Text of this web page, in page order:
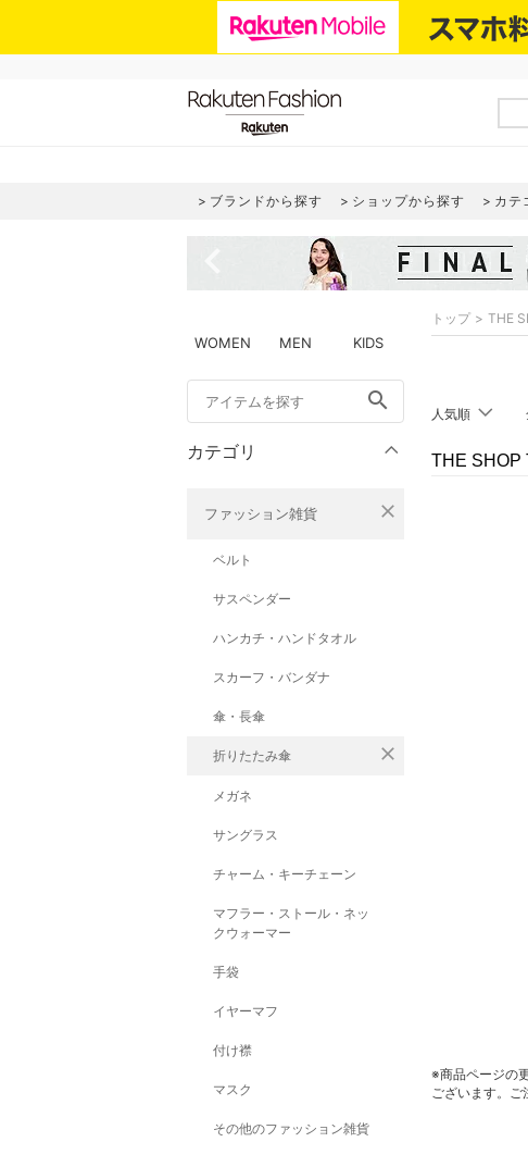
ブランドから探す ショップから探す カテ
WOMEN MEN KIDS
search
カテゴリ
ファッション雑貨 close
ベルト
サスペンダー
ハンカチ・ハンドタオル
スカーフ・バンダナ
傘・長傘
折りたたみ傘 close
メガネ
サングラス
チャーム・キーチェーン
マフラー・ストール・ネッ
クウォーマー
手袋
イヤーマフ
付け襟
マスク
その他のファッション雑貨
トップ THE
人気順
THE SHOP
※商品ページの
ございます。ご